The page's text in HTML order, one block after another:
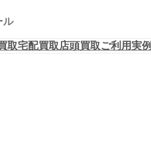
ル
取宅配買取店頭買取ご利用実例